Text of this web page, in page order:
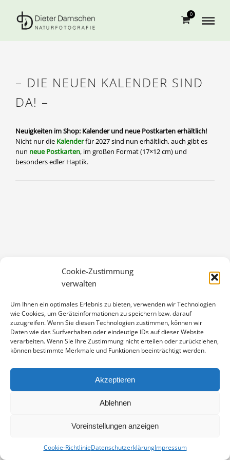
Cookie-Zustimmung
verwalten
Um Ihnen ein optimales Erlebnis zu bieten, verwenden wir Technologien
wie Cookies, um Geräteinformationen zu speichern bzw. darauf
zuzugreifen. Wenn Sie diesen Technologien zustimmen, können wir
Daten wie das Surfverhalten oder eindeutige IDs auf dieser Website
verarbeiten. Wenn Sie Ihre Zustimmung nicht erteilen oder zurückziehen,
können bestimmte Merkmale und Funktionen beeinträchtigt werden.
Akzeptieren
Ablehnen
Voreinstellungen anzeigen
Cookie-RichtlinieDatenschutzerklärungImpressum
0
– DIE NEUEN KALENDER SIND
DA! –
Neuigkeiten im Shop: Kalender und neue Postkarten erhältlich!
Nicht nur die Kalenderfür 2027 sind nun erhältlich, auch gibt es
nun neue Postkarten, im großen Format (17×12 cm) und
besonders edler Haptik.
Vertrag widerrufen Kontakt Impressum
Datenschutz
Cookie-Richtlinie (EU)
© Copyright Dieter Damschen 2024